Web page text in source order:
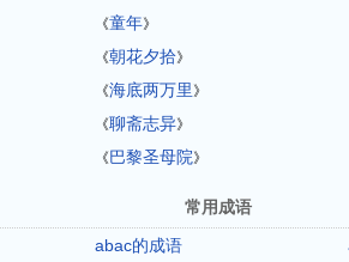
《童年》
《朝花夕拾》
《海底两万里 》
《聊斋志异》
《巴黎圣母院》
常用成语
abac的成语